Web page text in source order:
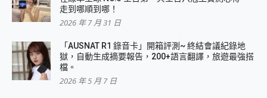
走到哪順到哪！
2026 年 7 月 31 日
「AUSNAT R1 錄音卡」開箱評測~ 終結會議紀錄地
獄，自動生成摘要報告，200+語言翻譯，旅遊最強搭
檔。
2026 年 5 月 7 日